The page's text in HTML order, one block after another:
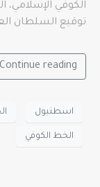
الكوفي الإسلامي،
توقيع السلطان
Continue reading
اسطنبول
الخط الكوفي